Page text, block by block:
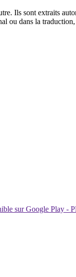
Ils sont extraits
ou dans la